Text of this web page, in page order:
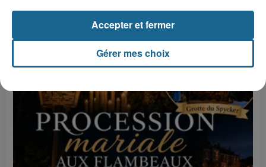
Gérer mes choix
Accepter et fermer